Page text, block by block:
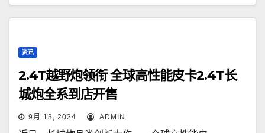
资讯
2.4T越野炮领衔 全球高性能皮卡2.4T长
城炮全系到店开售
9月 13, 2024 ADMIN